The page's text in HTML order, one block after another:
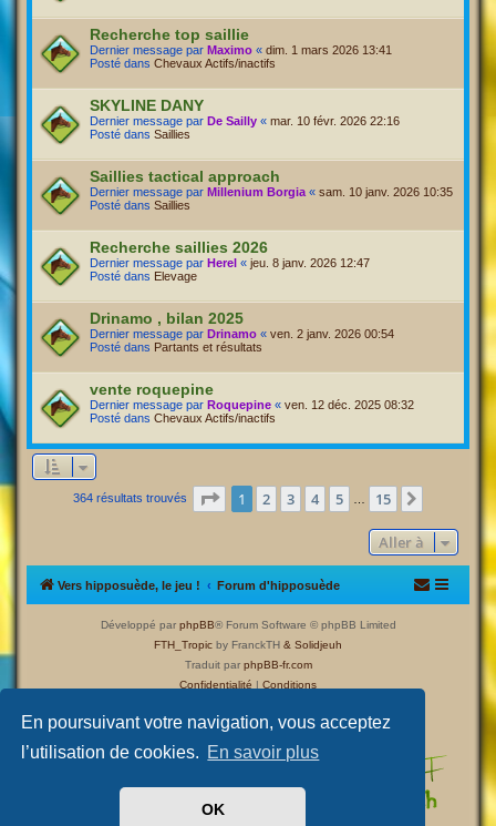
En poursuivant votre navigation, vous acceptez
l’utilisation de cookies. En savoir plus
OK
Recherche top saillie
Dernier message par Maximo « dim. 1 mars 2026 13:41
Posté dans Chevaux Actifs/inactifs
SKYLINE DANY
Dernier message par De Sailly « mar. 10 févr. 2026 22:16
Posté dans Saillies
Saillies tactical approach
Dernier message par Millenium Borgia « sam. 10 janv. 2026 10:35
Posté dans Saillies
Recherche saillies 2026
Dernier message par Herel « jeu. 8 janv. 2026 12:47
Posté dans Elevage
Drinamo , bilan 2025
Dernier message par Drinamo « ven. 2 janv. 2026 00:54
Posté dans Partants et résultats
vente roquepine
Dernier message par Roquepine « ven. 12 déc. 2025 08:32
Posté dans Chevaux Actifs/inactifs
364 résultats trouvés Page 1sur15
1 2 3 4 5 15
Aller à
Vers hipposuède, le jeu ! Forum d'hipposuède
Développé par phpBB® Forum Software © phpBB Limited
FTH_Tropic by FranckTH & Solidjeuh
Traduit par phpBB-fr.com
Confidentialité | Conditions